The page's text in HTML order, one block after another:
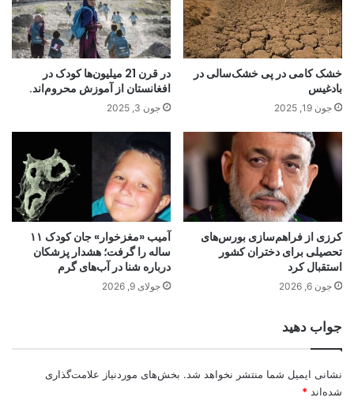
خشک کامی در پی خشک‌سالی در
بادغیس
جون 19, 2025
در قرن 21 میلیون‌ها کودک در
افغانستان از آموزش محروم‌اند.
جون 3, 2025
کرزی از فراهم‌سازی بورس‌های
تحصیلی برای دختران کشور
استقبال کرد
جون 6, 2026
آمیب «مغزخوار» جان کودک ۱۱
ساله را گرفت؛ هشدار پزشکان
درباره شنا در آب‌های گرم
جولای 9, 2026
جواب دهید
نشانی ایمیل شما منتشر نخواهد شد. بخش‌های موردنیاز علامت‌گذاری
شده‌اند *